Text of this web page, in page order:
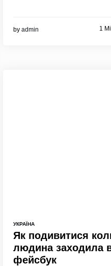
by admin 1
УКРАЇНА
Як подивитися
людина заходила
фейсбук